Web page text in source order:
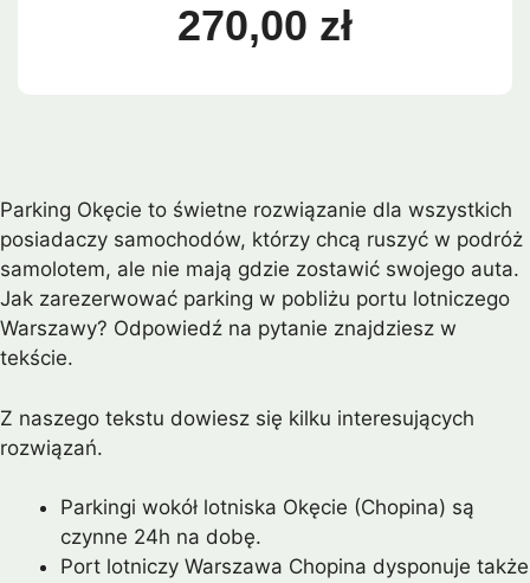
270,00 zł
Parking Okęcie to świetne rozwiązanie dla wszystkich
posiadaczy samochodów, którzy chcą ruszyć w podróż
samolotem, ale nie mają gdzie zostawić swojego auta.
Jak zarezerwować parking w pobliżu portu lotniczego
Warszawy? Odpowiedź na pytanie znajdziesz w
tekście.
Z naszego tekstu dowiesz się kilku interesujących
rozwiązań.
Parkingi wokół lotniska Okęcie (Chopina) są
czynne 24h na dobę.
Port lotniczy Warszawa Chopina dysponuje także